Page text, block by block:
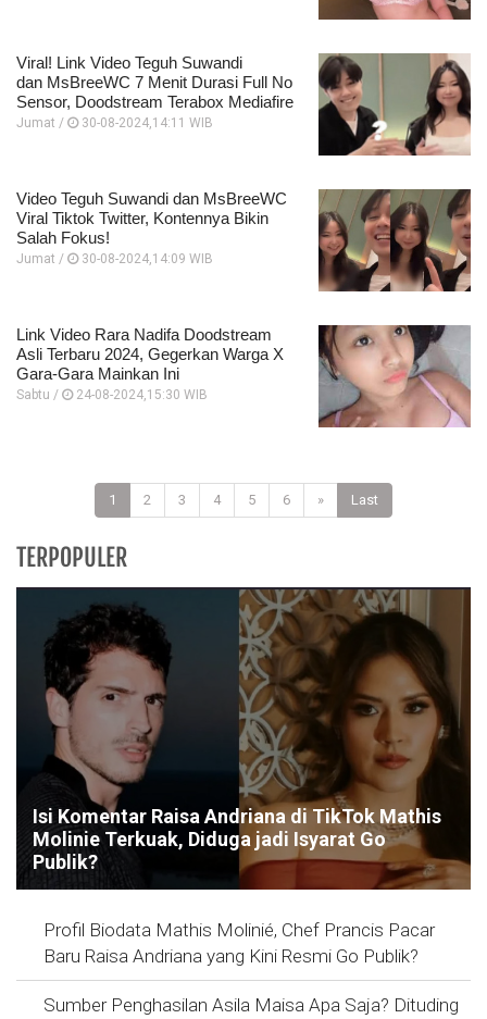
Viral! Link Video Teguh Suwandi
dan MsBreeWC 7 Menit Durasi Full No
Sensor, Doodstream Terabox Mediafire
Jumat / 30-08-2024,14:11 WIB
Video Teguh Suwandi dan MsBreeWC
Viral Tiktok Twitter, Kontennya Bikin
Salah Fokus!
Jumat / 30-08-2024,14:09 WIB
Link Video Rara Nadifa Doodstream
Asli Terbaru 2024, Gegerkan Warga X
Gara-Gara Mainkan Ini
Sabtu / 24-08-2024,15:30 WIB
1 2 3 4 5 6 » Last
TERPOPULER
Isi Komentar Raisa Andriana di TikTok Mathis
Molinie Terkuak, Diduga jadi Isyarat Go
Publik?
Profil Biodata Mathis Molinié, Chef Prancis Pacar
Baru Raisa Andriana yang Kini Resmi Go Publik?
Sumber Penghasilan Asila Maisa Apa Saja? Dituding